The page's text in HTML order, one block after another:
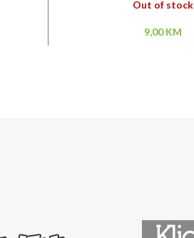
Out of stock
9,00KM